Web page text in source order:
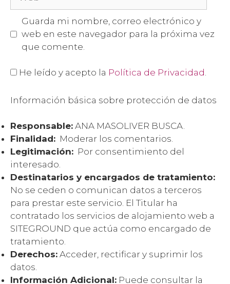
Guarda mi nombre, correo electrónico y
web en este navegador para la próxima vez
que comente.
He leído y acepto la Política de Privacidad.
Información básica sobre protección de datos
Responsable: ANA MASOLIVER BUSCA.
Finalidad: Moderar los comentarios.
Legitimación: Por consentimiento del
interesado.
Destinatarios y encargados de tratamiento:
No se ceden o comunican datos a terceros
para prestar este servicio. El Titular ha
contratado los servicios de alojamiento web a
SITEGROUND que actúa como encargado de
tratamiento.
Derechos: Acceder, rectificar y suprimir los
datos.
Información Adicional: Puede consultar la